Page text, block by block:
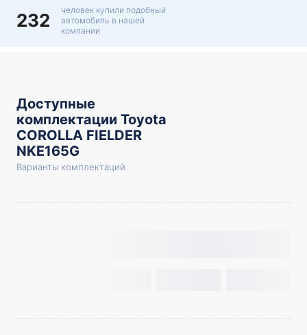
232
человек купили подобный
автомобиль в нашей
компании
Доступные
комплектации Toyota
COROLLA FIELDER
NKE165G
Варианты комплектаций